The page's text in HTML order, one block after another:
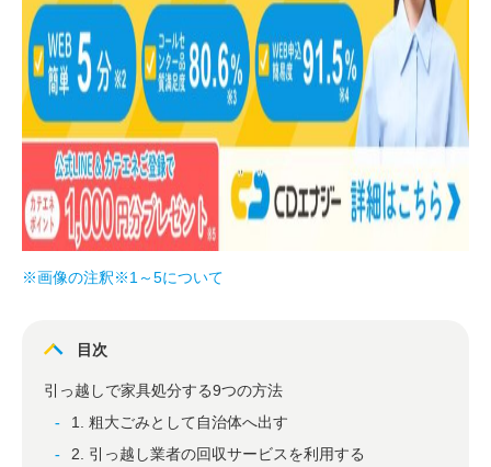
※画像の注釈※1～5について
目次
引っ越しで家具処分する9つの方法
1. 粗大ごみとして自治体へ出す
2. 引っ越し業者の回収サービスを利用する